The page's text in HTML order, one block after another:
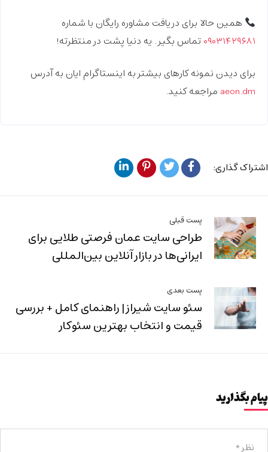
همین حالا برای دریافت مشاوره رایگان با شماره
۰۹۰۳۱۴۲۹۶۸۱تماس بگیر. یه دنیا پشت در منتظرته!
برای دیدن نمونه کارهای بیشتر به اینستاگرام ایان به آدرس
aeon.dm مراجعه کنید.
اشتراک گذاری:
پست قبلی
طراحی سایت عمان فرصتی طلایی برای
ایرانی‌ها در بازار آنلاین بین‌المللی
پست بعدی
سئو سایت شیراز | راهنمای کامل + بررسی
قیمت و انتخاب بهترین سئوکار
پیام بگذارید